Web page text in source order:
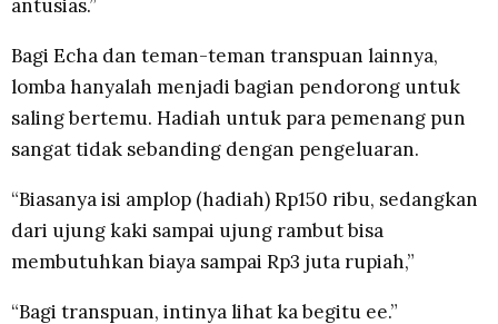
antusias.”
Bagi Echa dan teman-teman transpuan lainnya,
lomba hanyalah menjadi bagian pendorong untuk
saling bertemu. Hadiah untuk para pemenang pun
sangat tidak sebanding dengan pengeluaran.
“Biasanya isi amplop (hadiah) Rp150 ribu, sedangkan
dari ujung kaki sampai ujung rambut bisa
membutuhkan biaya sampai Rp3 juta rupiah,”
“Bagi transpuan, intinya lihat ka begitu ee.”